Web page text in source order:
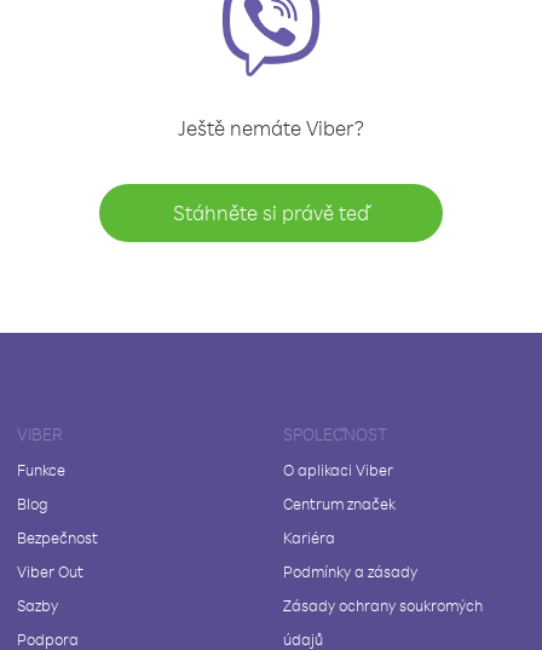
Ještě nemáte Viber?
Stáhněte si právě teď
VIBER
Funkce
Blog
Bezpečnost
Viber Out
Sazby
Podpora
SPOLEČNOST
O aplikaci Viber
Centrum značek
Kariéra
Podmínky a zásady
Zásady ochrany soukromých
údajů